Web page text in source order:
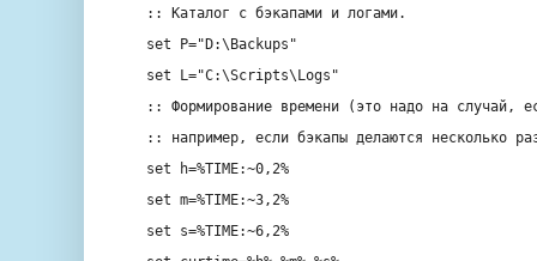
:: Каталог с бэкапами и логами.
set
P="D:\Backups"
set
L="C:\Scripts\Logs"
:: Формирование времени (это надо на случай,
:: например, если бэкапы делаются несколько
set
h=%TIME:~0,2%
set m=%TIME:~3,2%
set
s=%TIME:~6,2%